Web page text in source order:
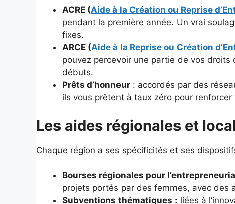
ACRE (Aide à la Création ou Reprise
pendant la première année. Un vrai
fixes.
ARCE (Aide à la Reprise ou Création
pouvez percevoir une partie de vos
débuts.
Prêts d’honneur : accordés par des
ils vous prêtent à taux zéro pour
Les aides régionales et
Chaque région a ses spécificités et ses
Bourses régionales pour
projets portés par des femmes, avec des
Subventions thématiques : liées à